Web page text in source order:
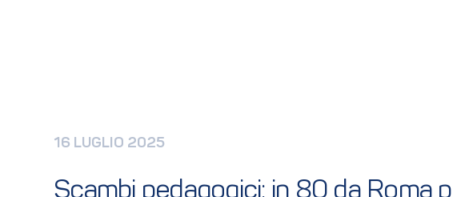
16 LUGLIO 2025